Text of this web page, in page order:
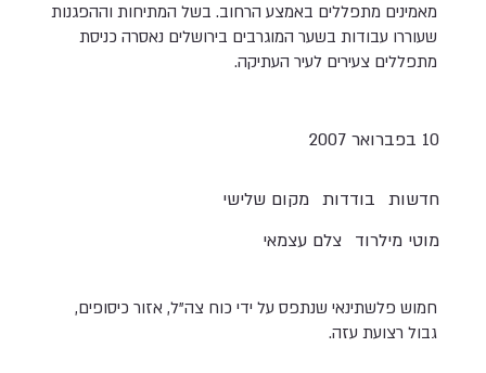
מאמינים מתפללים באמצע הרחוב. בשל המתיחות וההפגנות
שעוררו עבודות בשער המוגרבים בירושלים נאסרה כניסת
מתפללים צעירים לעיר העתיקה.
10 בפברואר 2007
מקום שלישי בודדות חדשות
צלם עצמאי מוטי מילרוד
חמוש פלשתינאי שנתפס על ידי כוח צה"ל, אזור כיסופים,
גבול רצועת עזה.